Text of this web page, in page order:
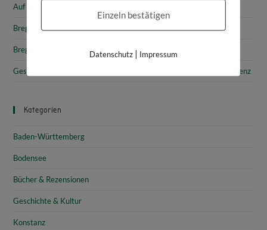
Auf den Spuren von Annette von Droste-Hülshoff in Meersburg
Bregenz: Kirchen, Kapellen & Kultur
Bregenz: Stadtgeschichte & Sehenswürdigkeiten
Gesammelte Schätze Vorarlbergs: Das vorarlberg museum in Bregenz
Kategorien
Baden-Württemberg
Bodensee
Bücher & Rezensionen
Geschichte & Kultur
Konstanz
Einzeln bestätigen
Datenschutz| Impressum